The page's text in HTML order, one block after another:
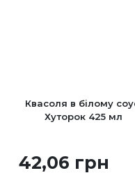
Квасоля в білому
Хуторок 425 мл
42,06 грн